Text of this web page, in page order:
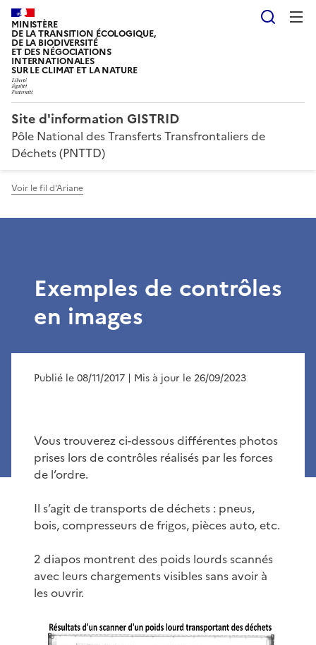
MINISTÈRE
DE LA TRANSITION ÉCOLOGIQUE,
DE LA BIODIVERSITÉ
ET DES NÉGOCIATIONS
INTERNATIONALES
SUR LE CLIMAT ET LA NATURE
Site d'information GISTRID
Pôle National des Transferts Transfrontaliers de
Déchets (PNTTD)
Voir le fil d'Ariane
Exemples de contrôles
en images
Publié le 08/11/2017 | Mis à jour le 26/09/2023
Vous trouverez ci-dessous différentes photos
prises lors de contrôles réalisés par les forces
de l’ordre.
Il s’agit de transports de déchets : pneus,
bois, compresseurs de frigos, pièces auto, etc.
2 diapos montrent des poids lourds scannés
avec leurs chargements visibles sans avoir à
les ouvrir.